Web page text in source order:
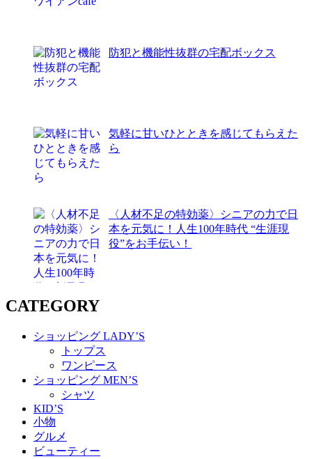
防犯と機能性抜群の宅配ボックス
気軽に甘いひとときを感じてもらえた
ら
〈人材不足の特効薬〉シニアの力で日
本を元気に！人生100年時代 “生涯現
役”をお手伝い！
CATEGORY
ショッピング LADY’S
トップス
ワンピース
ショッピング MEN’S
シャツ
KID’S
小物
グルメ
ビューティー